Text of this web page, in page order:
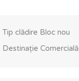
Tip clădire Bloc nou
DestinațieComercială